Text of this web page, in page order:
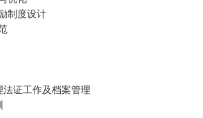
制度设计
证工作及档案管理